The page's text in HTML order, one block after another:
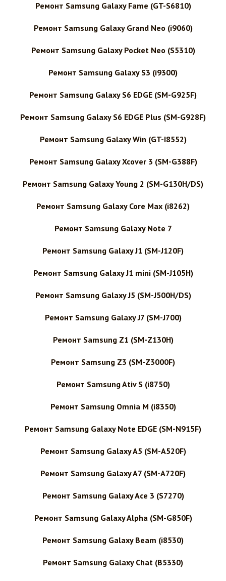
Ремонт Samsung Galaxy Fame (GT-S6810)
Ремонт Samsung Galaxy Grand Neo (i9060)
Ремонт Samsung Galaxy Pocket Neo (S5310)
Ремонт Samsung Galaxy S3 (i9300)
Ремонт Samsung Galaxy S6 EDGE (SM-G925F)
Ремонт Samsung Galaxy S6 EDGE Plus (SM-G928F)
Ремонт Samsung Galaxy Win (GT-I8552)
Ремонт Samsung Galaxy Xcover 3 (SM-G388F)
Ремонт Samsung Galaxy Young 2 (SM-G130H/DS)
Ремонт Samsung Galaxy Core Max (i8262)
Ремонт Samsung Galaxy Note 7
Ремонт Samsung Galaxy J1 (SM-J120F)
Ремонт Samsung Galaxy J1 mini (SM-J105H)
Ремонт Samsung Galaxy J5 (SM-J500H/DS)
Ремонт Samsung Galaxy J7 (SM-J700)
Ремонт Samsung Z1 (SM-Z130H)
Ремонт Samsung Z3 (SM-Z3000F)
Ремонт Samsung Ativ S (i8750)
Ремонт Samsung Omnia M (i8350)
Ремонт Samsung Galaxy Note EDGE (SM-N915F)
Ремонт Samsung Galaxy A5 (SM-A520F)
Ремонт Samsung Galaxy A7 (SM-A720F)
Ремонт Samsung Galaxy Ace 3 (S7270)
Ремонт Samsung Galaxy Alpha (SM-G850F)
Ремонт Samsung Galaxy Beam (i8530)
Ремонт Samsung Galaxy Chat (B5330)